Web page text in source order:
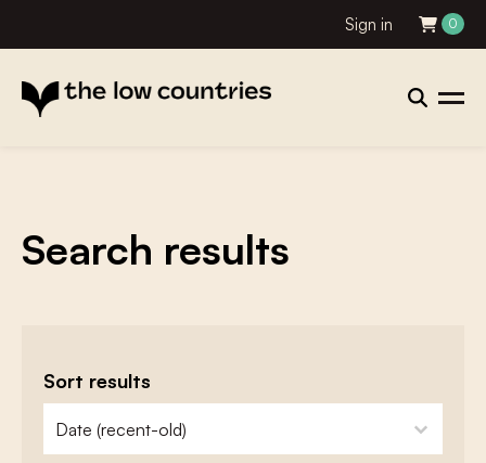
Sign in 0
Search results
Sort results
zoeken - sorteer
sort content